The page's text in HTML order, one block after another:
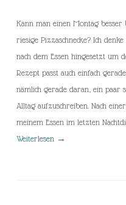
Kann man einen Montag
riesige Pizzaschnecke? Ich
nach dem Essen hingesetzt um
Rezept passt auch einfach
nämlich gerade daran, ein paar
Alltag aufzuschreiben. Nach
meinem Essen im letzten
Weiterlesen →